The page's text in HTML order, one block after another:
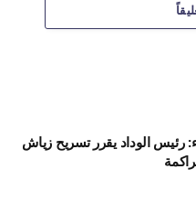
رئيس الوداد يقرر تسريح زياش